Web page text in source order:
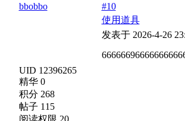
bbobbo
UID 12396265
精华 0
积分 268
帖子 115
阅读权限 20
#10
使用道具
发表于 2026-4-26